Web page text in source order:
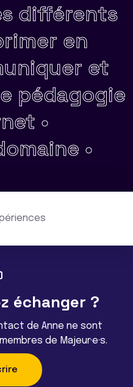
différents
en
et
pédagogie
•
•
échanger ?
de Anne ne sont
de Majeur·e·s.